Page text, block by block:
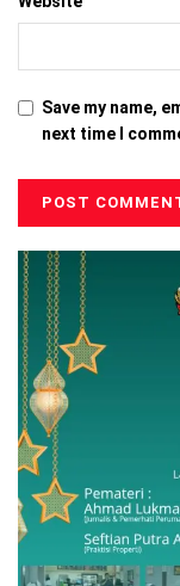
Save my name,
next time I